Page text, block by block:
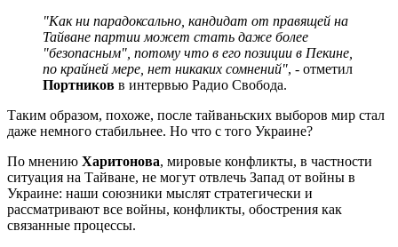
"Как ни парадоксально, кандидат от правящей на
Тайване партии может стать даже более
"безопасным", потому что в его позиции в Пекине,
по крайней мере, нет никаких сомнений", - отметил
Портников в интервью Радио Свобода.
Таким образом, похоже, после тайваньских выборов мир стал
даже немного стабильнее. Но что с того Украине?
По мнению Харитонова, мировые конфликты, в частности
ситуация на Тайване, не могут отвлечь Запад от войны в
Украине: наши союзники мыслят стратегически и
рассматривают все войны, конфликты, обострения как
связанные процессы.